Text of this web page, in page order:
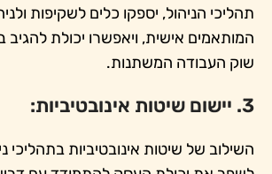
תהליכי הניהול, יספקו כלים לשקיפות
המותאמים אישית, ויאפשרו יכולת להגיב
שוק העבודה המשתנות.
3. יישום שיטות אינובטיביות:
השילוב של שיטות אינובטיביות בתהליכי